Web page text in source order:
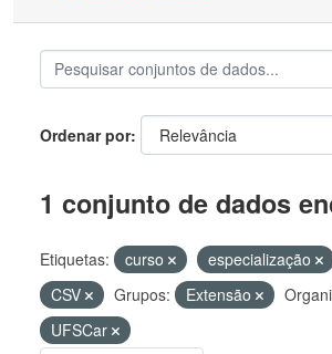
Ordenar por
1 conjunto de dados
Etiquetas: curso especialização
CSV
Grupos: Extensão
UFSCar